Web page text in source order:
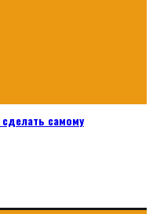
самому